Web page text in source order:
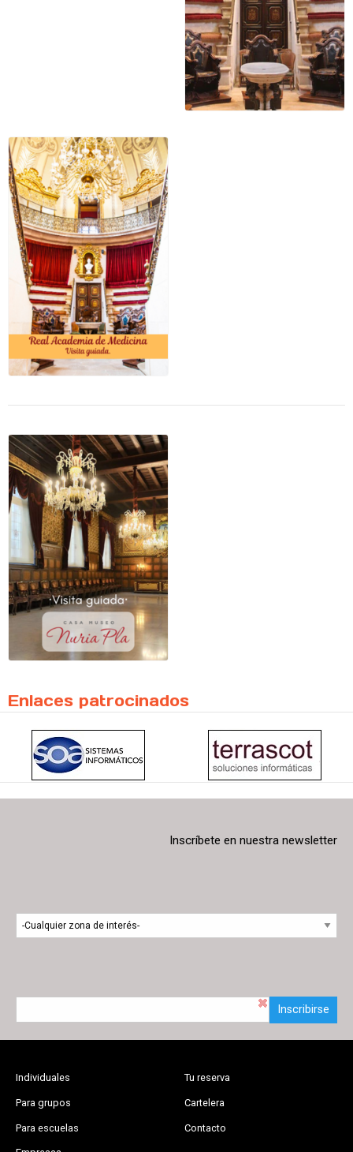
Enlaces patrocinados
Inscríbete en nuestra newsletter
Inscribirse
Individuales
Para grupos
Para escuelas
Tu reserva
Cartelera
Contacto